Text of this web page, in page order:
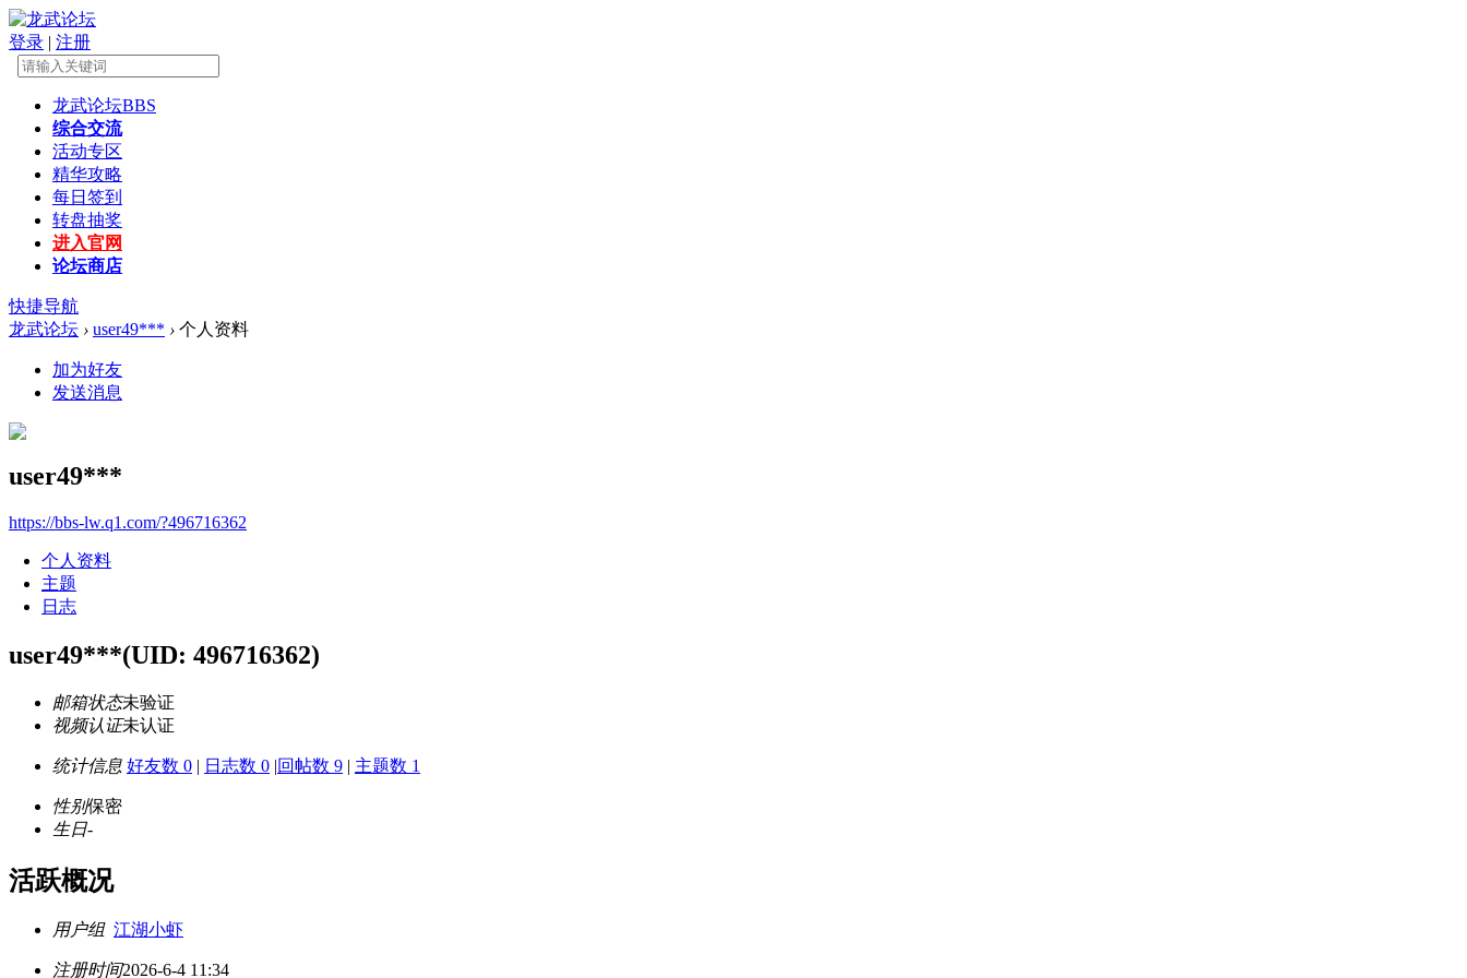
登录 | 注册
龙武论坛BBS
综合交流
活动专区
精华攻略
每日签到
转盘抽奖
进入官网
论坛商店
快捷导航
龙武论坛 › user49*** › 个人资料
加为好友
发送消息
user49***
https://bbs-lw.q1.com/?496716362
个人资料
主题
日志
user49***(UID: 496716362)
邮箱状态未验证
视频认证未认证
统计信息 好友数 0 | 日志数 0 |回帖数 9 | 主题数 1
性别保密
生日-
活跃概况
用户组 江湖小虾
注册时间2026-6-4 11:34